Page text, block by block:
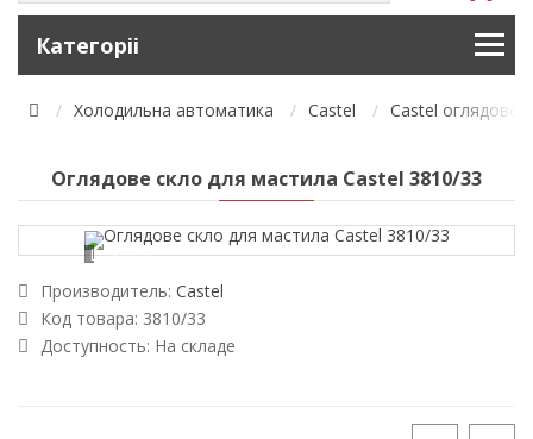
Категоріі
Холодильна автоматика Castel Castel оглядове
Оглядове скло для мастила Castel 3810/33
Loading...
Производитель: Castel
Код товара: 3810/33
Доступность: На складе